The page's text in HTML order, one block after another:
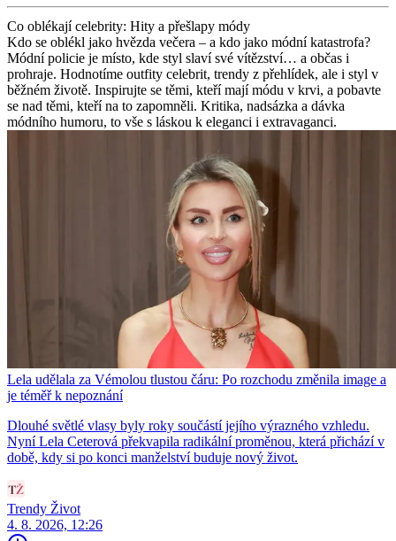
Co oblékají celebrity: Hity a přešlapy módy
Kdo se oblékl jako hvězda večera – a kdo jako módní katastrofa?
Módní policie je místo, kde styl slaví své vítězství… a občas i
prohraje. Hodnotíme outfity celebrit, trendy z přehlídek, ale i styl v
běžném životě. Inspirujte se těmi, kteří mají módu v krvi, a pobavte
se nad těmi, kteří na to zapomněli. Kritika, nadsázka a dávka
módního humoru, to vše s láskou k eleganci i extravaganci.
Lela udělala za Vémolou tlustou čáru: Po rozchodu změnila image a
je téměř k nepoznání
Dlouhé světlé vlasy byly roky součástí jejího výrazného vzhledu.
Nyní Lela Ceterová překvapila radikální proměnou, která přichází v
době, kdy si po konci manželství buduje nový život.
Trendy Život
4. 8. 2026, 12:26